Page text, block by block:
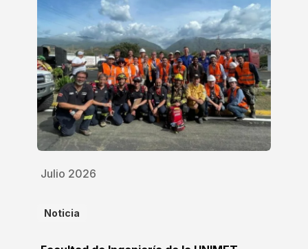
Julio 2026
Noticia